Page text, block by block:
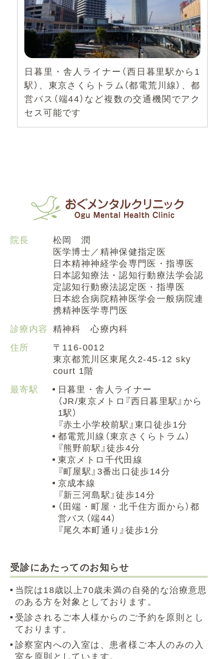
日暮里・舎人ライナー（西日暮里駅から1
駅）、東京さくらトラム（都電荒川線）、都
営バス（端44）など複数の交通機関でアク
セス可能です
院長
松岡 潤
医学博士／精神保健指定医
日本精神神経学会専門医・指導医
日本認知療法・認知行動療法学会認
定認知行動療法認定医・指導医
日本総合病院精神医学会一般病院連
携精神医学専門医
診療内容
精神科 心療内科
住所
〒116-0012
東京都荒川区東尾久2-45-12 sky
court 1階
最寄駅
日暮里・舎人ライナー
（JR/東京メトロ『西日暮里駅』から
1駅）
『赤土小学校前駅』東口徒歩1分
都電荒川線（東京さくらトラム）
『熊野前駅』徒歩4分
東京メトロ千代田線
『町屋駅』3番出口徒歩14分
京成本線
『新三河島駅』徒歩14分
（田端・町屋・北千住方面から）都
営バス（端44）
『尾久本町通り』徒歩1分
受診にあたってのお知らせ
当院は18歳以上70歳未満の自発的な治療意思
のある方を対象としております。
受診されるご本人様からのご予約を原則とし
ております。
診察室内への入室は、患者様ご本人のみの入
室を原則としています。